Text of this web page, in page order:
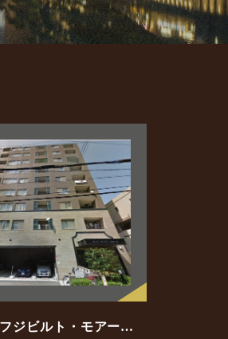
ジビルト・モアー天